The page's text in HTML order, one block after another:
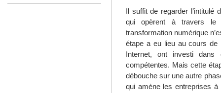
Il suffit de regarder
qui opèrent à travers le
transformation numérique
étape a eu lieu au cours de
Internet, ont investi
compétentes. Mais cette
débouche sur une autre
qui amène les entreprises à